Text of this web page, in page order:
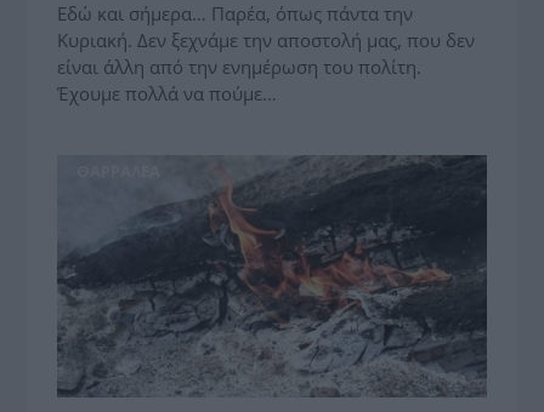
Εδώ και σήμερα… Παρέα, όπως πάντα την
Κυριακή. Δεν ξεχνάμε την αποστολή μας, που δεν
είναι άλλη από την ενημέρωση του πολίτη.
Έχουμε πολλά να πούμε…